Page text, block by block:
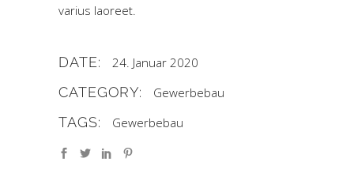
varius laoreet.
DATE: 24. Januar 2020
CATEGORY: Gewerbebau
TAGS: Gewerbebau